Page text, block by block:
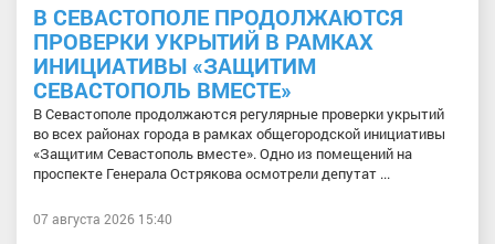
В СЕВАСТОПОЛЕ ПРОДОЛЖАЮТСЯ
ПРОВЕРКИ УКРЫТИЙ В РАМКАХ
ИНИЦИАТИВЫ «ЗАЩИТИМ
СЕВАСТОПОЛЬ ВМЕСТЕ»
В Севастополе продолжаются регулярные проверки укрытий
во всех районах города в рамках общегородской инициативы
«Защитим Севастополь вместе». Одно из помещений на
проспекте Генерала Острякова осмотрели депутат ...
07 августа 2026 15:40